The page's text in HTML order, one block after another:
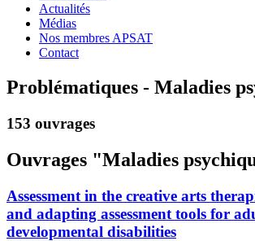
Actualités
Médias
Nos membres APSAT
Contact
Problématiques - Maladies
153 ouvrages
Ouvrages "Maladies
Assessment in the creative arts
and adapting assessment tools for
developmental disabilities